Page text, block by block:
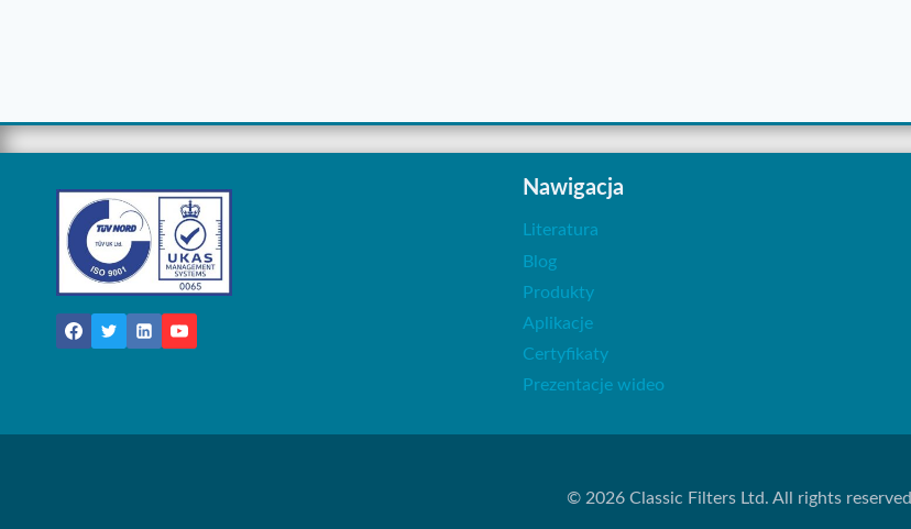
Nawigacja
Literatura
Blog
Produkty
Aplikacje
Certyfikaty
Prezentacje wideo
© 2026 Classic Filters Ltd. All rights reserved